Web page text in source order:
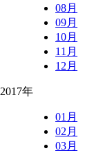
08月
09月
10月
11月
12月
2017年
01月
02月
03月